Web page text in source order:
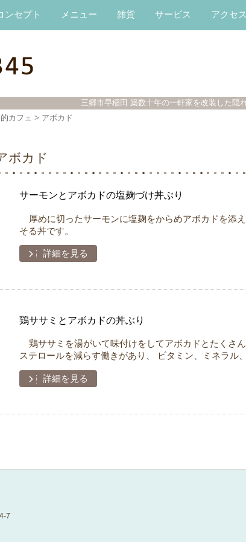
三郷市早稲田 築数十年の一軒家を改装した隠
ンセプト メニュー 雑貨 サービス アクセス
カフェ > アボカド
ボカド
サーモンとアボカドの塩麹づけ丼ぶり
厚めに切ったサーモンに塩麹をからめアボカドを添
そる丼です。
詳細を見る
鶏ササミとアボカドの丼ぶり
鶏ササミを湯がいて味付けをしてアボカドとたくさ
ステロールを減らす働きがあり、 ビタミン、ミネラ
詳細を見る
7